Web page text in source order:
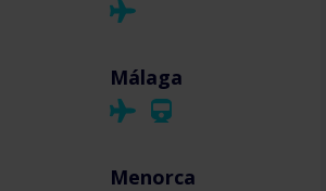
Málaga
Menorca